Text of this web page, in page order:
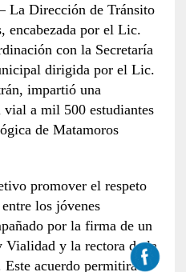
La Dirección de Tránsito
encabezada por el Lic.
con la Secretaría
dirigida por el Lic.
impartió una
a mil 500 estudiantes
de Matamoros
promover el respeto
los jóvenes
por la firma de un
Vialidad y la rectora de la
acuerdo permitirá a